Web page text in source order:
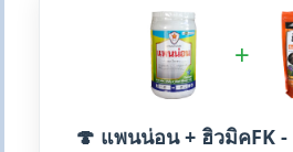
+
🍄 แพนน่อน + ฮิวมิคFK -